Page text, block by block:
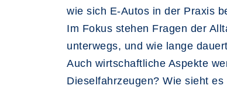
wie sich E-Autos in der Praxis
Im Fokus stehen Fragen der
unterwegs, und wie lange
Auch wirtschaftliche Aspekte
Dieselfahrzeugen? Wie sieht